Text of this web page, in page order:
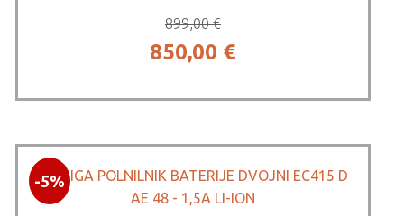
899,00€
Izvirna
bila:
899,00 €.
850,00 €Trenutna
850,00 €.
-5%